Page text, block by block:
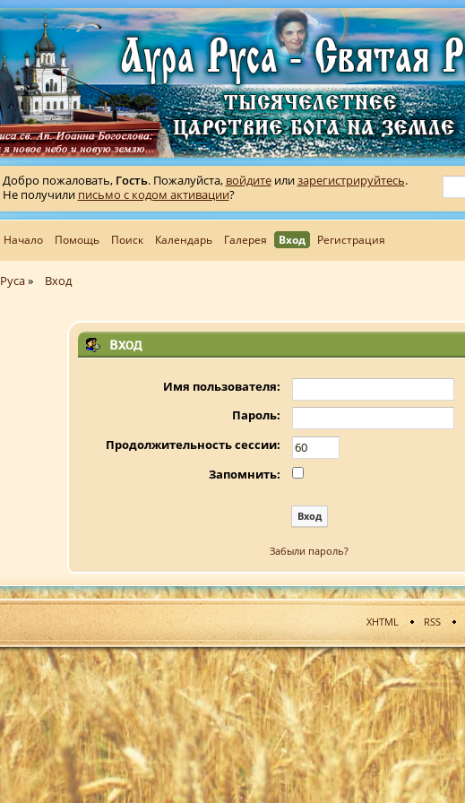
Добро пожаловать, Гость. Пожалуйста, войдитеилизарегистрируйтесь.
Не получили письмо с кодом активации?
Начало Помощь Поиск Календарь Галерея Вход Регистрация
» Вход
Вход
Имя пользователя:
Пароль:
Продолжительность сессии:
Запомнить:
Забыли пароль?
XHTML RSS